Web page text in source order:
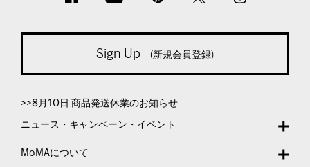
Sign Up (新規会員登録)
>>8月10日 商品発送休業のお知らせ
ニュース・キャンペーン・イベント
MoMAについて